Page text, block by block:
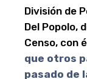
División de
Del Popolo,
Censo, con
que otros
pasado de